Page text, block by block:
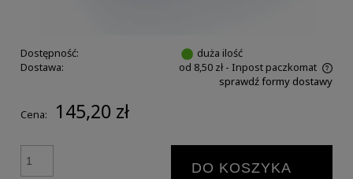
Dostępność:
duża ilość
Dostawa:
od 8,50 zł - Inpost paczkomat
sprawdź formy dostawy
Cena: 145,20 zł
DO KOSZYKA